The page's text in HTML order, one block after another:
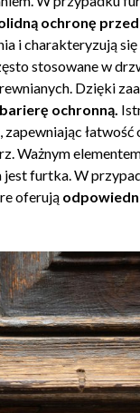
ochronę
i charakteryzują
stosowane w
Dzięki
ochronną.
łatwość
Ważnym
jest furtka. W
oferują